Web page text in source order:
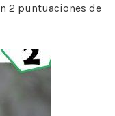
2 puntuaciones de